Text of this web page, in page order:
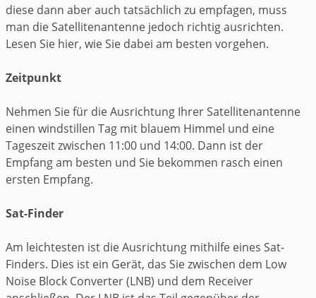
diese dann aber auch tatsächlich zu empfagen, muss
man die Satellitenantenne jedoch richtig ausrichten.
Lesen Sie hier, wie Sie dabei am besten vorgehen.
Zeitpunkt
Nehmen Sie für die Ausrichtung Ihrer Satellitenantenne
einen windstillen Tag mit blauem Himmel und eine
Tageszeit zwischen 11:00 und 14:00. Dann ist der
Empfang am besten und Sie bekommen rasch einen
ersten Empfang.
Sat-Finder
Am leichtesten ist die Ausrichtung mithilfe eines Sat-
Finders. Dies ist ein Gerät, das Sie zwischen dem Low
Noise Block Converter (LNB) und dem Receiver